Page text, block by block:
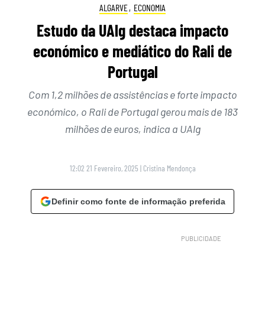
ALGARVE, ECONOMIA
Estudo da UAlg destaca impacto
económico e mediático do Rali de
Portugal
Com 1,2 milhões de assistências e forte impacto
económico, o Rali de Portugal gerou mais de 183
milhões de euros, indica a UAlg
12:02 21 Fevereiro, 2025 | Cristina Mendonça
Definir como fonte de informação preferida